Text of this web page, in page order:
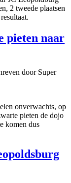
2 tweede plaatsen
pieten naar
door Super
onverwachts, op
pieten de dojo
komen dus